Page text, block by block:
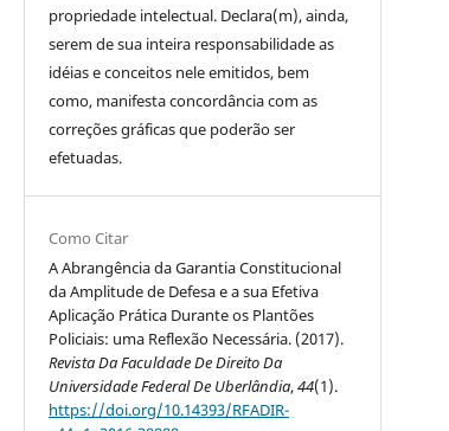
propriedade intelectual. Declara(m), ainda,
serem de sua inteira responsabilidade as
idéias e conceitos nele emitidos, bem
como, manifesta concordância com as
correções gráficas que poderão ser
efetuadas.
Como Citar
A Abrangência da Garantia Constitucional
da Amplitude de Defesa e a sua Efetiva
Aplicação Prática Durante os Plantões
Policiais: uma Reflexão Necessária. (2017).
Revista Da Faculdade De Direito Da
Universidade Federal De Uberlândia,44(1).
https://doi.org/10.14393/RFADIR-